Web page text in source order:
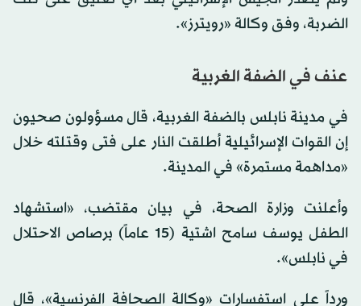
الضربة، وفق وكالة «رويترز».
عنف في الضفة الغربية
في مدينة نابلس ⁠بالضفة الغربية، ⁠قال مسؤولون صحيون
إن القوات الإسرائيلية أطلقت النار على فتى وقتلته خلال
«مداهمة مستمرة» في المدينة.
وأعلنت وزارة الصحة، في بيان مقتضب، «استشهاد
الطفل يوسف سامح اشتية (15 عاماً) برصاص الاحتلال
في نابلس».
ورداً على استفسارات «وكالة الصحافة الفرنسية»، قال